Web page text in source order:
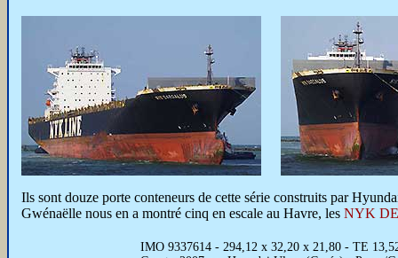
Ils sont douze porte conteneurs de cette série construits par
Gwénaëlle nous en a montré cinq en escale au Havre, les NYK
IMO 9337614 - 294,12 x 32,20 x 21,80 - TE